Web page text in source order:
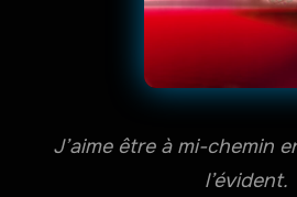
J’aime être à mi-chemin
l’évident.